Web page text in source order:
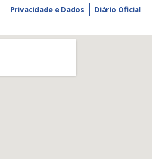
Privacidade e Dados Diário Oficial